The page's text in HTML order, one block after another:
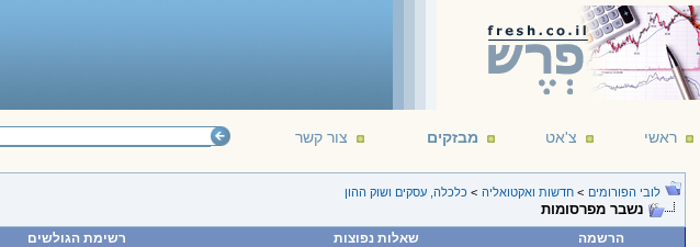
ראשי צ'אט מבזקים צור קשר
לובי הפורומים > חדשות ואקטואליה > כלכלה, עסקים ושוק ההון
נשבר מפרסומות
הרשמה שאלות נפוצות רשימת הגולשים